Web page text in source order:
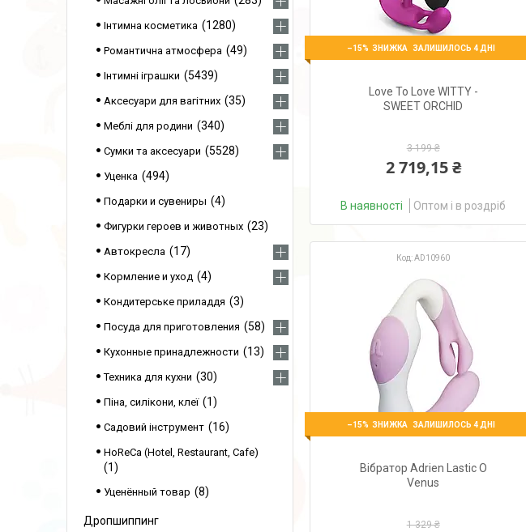
–15% ЗАЛИШИЛОСЬ 4 ДНІ
Love To Love WITTY -
SWEET ORCHID
3 199 ₴
2 719,15 ₴
В наявності Оптом і в роздріб
AD10960
–15% ЗАЛИШИЛОСЬ 4 ДНІ
Вібратор Adrien Lastic O
Venus
1 329 ₴
Інтимна косметика 1280
Романтична атмосфера 49
Інтимні іграшки 5439
Аксесуари для вагітних 35
Меблі для родини 340
Сумки та аксесуари 5528
Уценка 494
Подарки и сувениры 4
Фигурки героев и животных 23
Автокресла 17
Кормление и уход 4
Кондитерське приладдя 3
Посуда для приготовления 58
Кухонные принадлежности 13
Техника для кухни 30
Піна, силікони, клеї 1
Садовий інструмент 16
HoReCa (Hotel, Restaurant, Cafe)
1
Уценённый товар 8
Дропшиппинг